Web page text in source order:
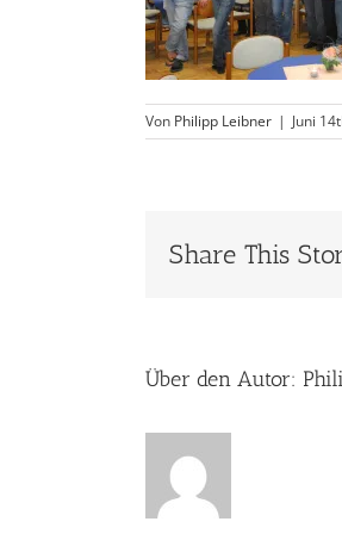
Von Philipp Leibner | Juni
Share This
Über den Autor: